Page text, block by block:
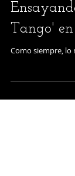
Tango'
Como siempre, lo